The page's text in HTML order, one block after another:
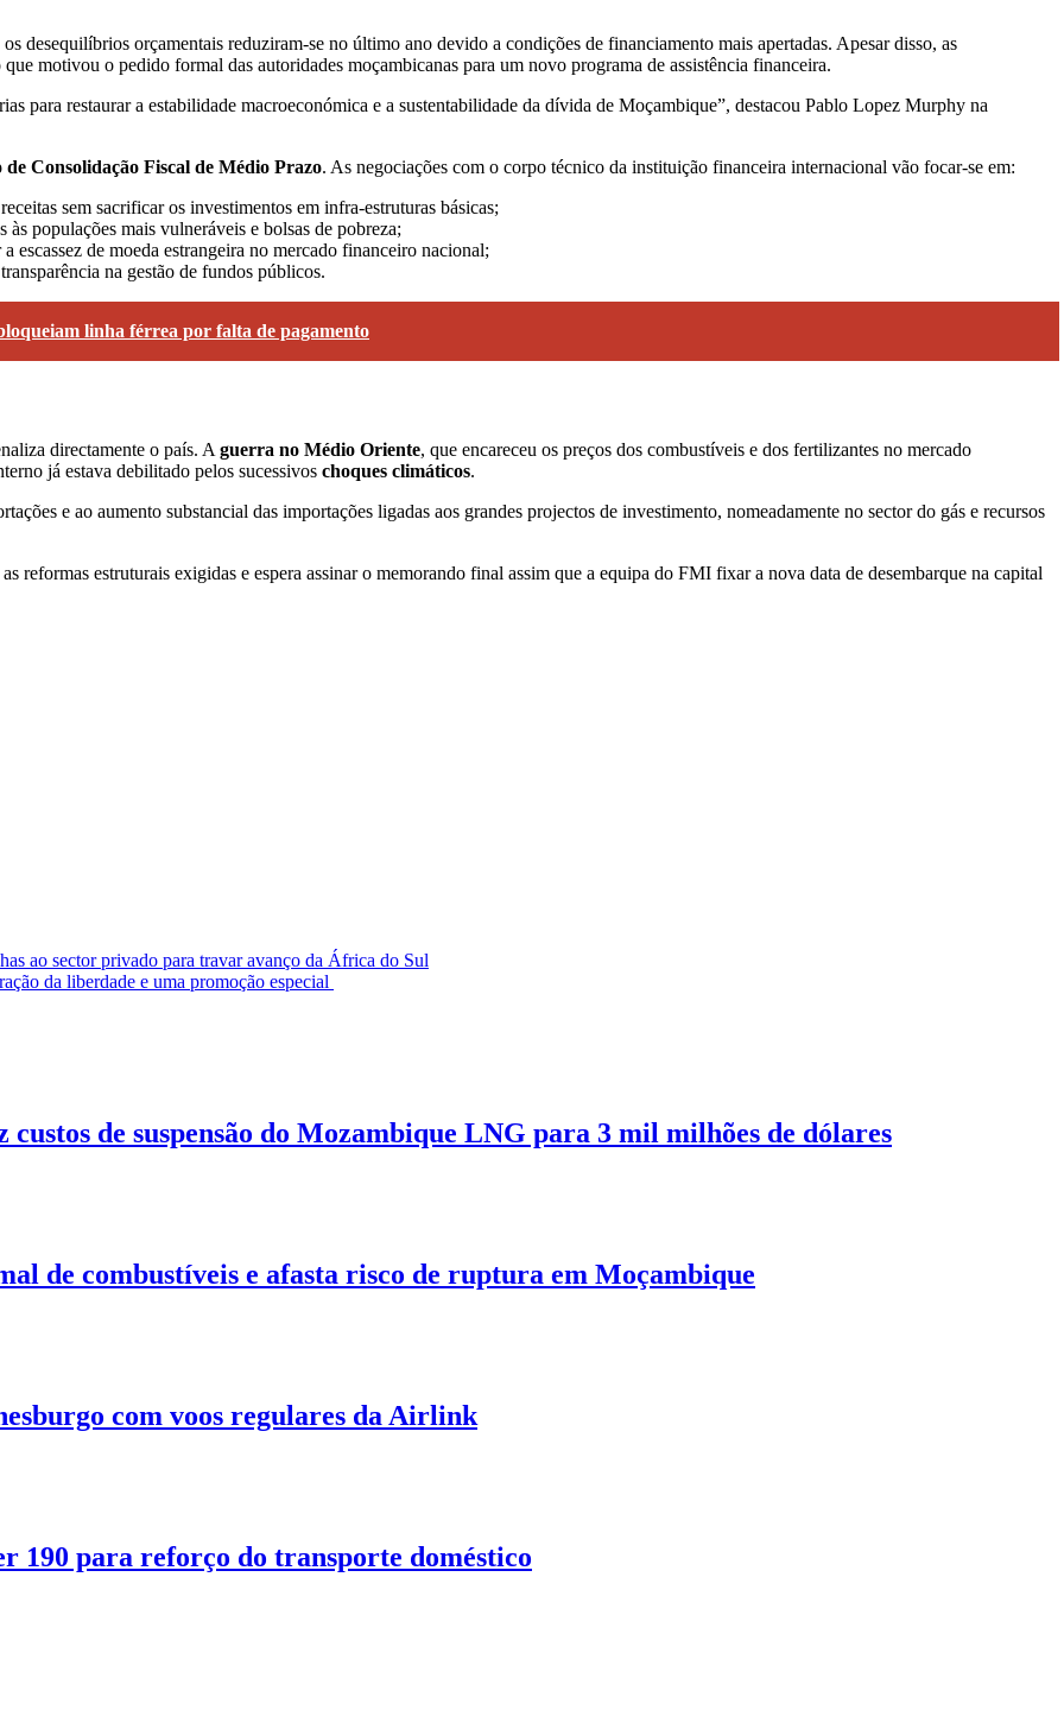
desequilíbrios orçamentais reduziram-se no último ano devido a condições de financiamento mais apertadas. Apesar disso, as
que motivou o pedido formal das autoridades moçambicanas para um novo programa de assistência financeira.
para restaurar a estabilidade macroeconómica e a sustentabilidade da dívida de Moçambique”, destacou Pablo Lopez Murphy na
de Consolidação Fiscal de Médio Prazo. As negociações com o corpo técnico da instituição financeira internacional vão focar-se em:
sem sacrificar os investimentos em infra-estruturas básicas;
às populações mais vulneráveis e bolsas de pobreza;
escassez de moeda estrangeira no mercado financeiro nacional;
na gestão de fundos públicos.
linha férrea por falta de pagamento
directamente o país. Aguerra no Médio Oriente, que encareceu os preços dos combustíveis e dos fertilizantes no mercado
já estava debilitado pelos sucessivos choques climáticos.
e ao aumento substancial das importações ligadas aos grandes projectos de investimento, nomeadamente no sector do gás e recursos
reformas estruturais exigidas e espera assinar o memorando final assim que a equipa do FMI fixar a nova data de desembarque na capital
ao sector privado para travar avanço da África do Sul
da liberdade e uma promoção especial
de suspensão do Mozambique LNG para 3 mil milhões de dólares
de combustíveis e afasta risco de ruptura em Moçambique
com voos regulares da Airlink
190 para reforço do transporte doméstico